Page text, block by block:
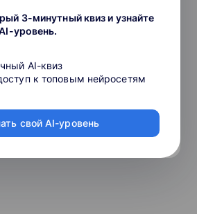
читать и попадать в концепт
в студии, и какие технические
одежды, скелето для
затронешь моделирование
3-минутный квиз и узнайте
уровень.
AI-квиз
к топовым нейросетям
свой AI-уровень